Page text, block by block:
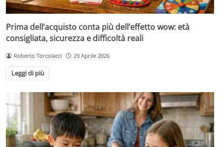
Prima dell’acquisto conta più dell’effetto wow: età
consigliata, sicurezza e difficoltà reali
Roberto Torcolacci 29 Aprile 2026
Leggi di più